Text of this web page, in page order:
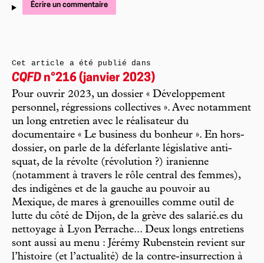
Écrire un commentaire
Cet article a été publié dans
CQFD n°216 (janvier 2023)
Pour ouvrir 2023, un dossier « Développement
personnel, régressions collectives ». Avec notamment
un long entretien avec le réalisateur du
documentaire « Le business du bonheur ». En hors-
dossier, on parle de la déferlante législative anti-
squat, de la révolte (révolution ?) iranienne
(notamment à travers le rôle central des femmes),
des indigènes et de la gauche au pouvoir au
Mexique, de mares à grenouilles comme outil de
lutte du côté de Dijon, de la grève des salarié.es du
nettoyage à Lyon Perrache... Deux longs entretiens
sont aussi au menu : Jérémy Rubenstein revient sur
l’histoire (et l’actualité) de la contre-insurrection à